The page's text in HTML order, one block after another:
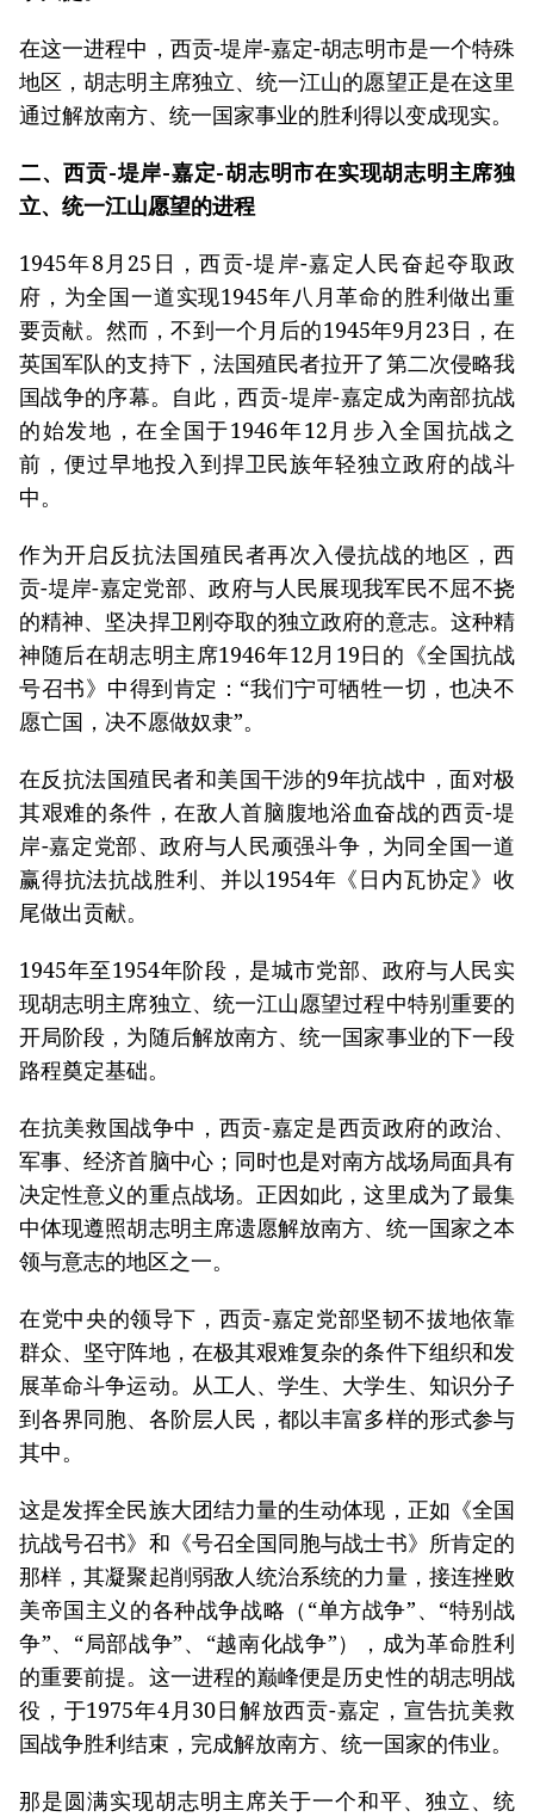
在这一进程中，西贡-堤岸-嘉定-胡志明市是一个特殊
地区，胡志明主席独立、统一江山的愿望正是在这里
通过解放南方、统一国家事业的胜利得以变成现实。
二、西贡-堤岸-嘉定-胡志明市在实现胡志明主席独
立、统一江山愿望的进程
1945年8月25日，西贡-堤岸-嘉定人民奋起夺取政
府，为全国一道实现1945年八月革命的胜利做出重
要贡献。然而，不到一个月后的1945年9月23日，在
英国军队的支持下，法国殖民者拉开了第二次侵略我
国战争的序幕。自此，西贡-堤岸-嘉定成为南部抗战
的始发地，在全国于1946年12月步入全国抗战之
前，便过早地投入到捍卫民族年轻独立政府的战斗
中。
作为开启反抗法国殖民者再次入侵抗战的地区，西
贡-堤岸-嘉定党部、政府与人民展现我军民不屈不挠
的精神、坚决捍卫刚夺取的独立政府的意志。这种精
神随后在胡志明主席1946年12月19日的《全国抗战
号召书》中得到肯定：“我们宁可牺牲一切，也决不
愿亡国，决不愿做奴隶”。
在反抗法国殖民者和美国干涉的9年抗战中，面对极
其艰难的条件，在敌人首脑腹地浴血奋战的西贡-堤
岸-嘉定党部、政府与人民顽强斗争，为同全国一道
赢得抗法抗战胜利、并以1954年《日内瓦协定》收
尾做出贡献。
1945年至1954年阶段，是城市党部、政府与人民实
现胡志明主席独立、统一江山愿望过程中特别重要的
开局阶段，为随后解放南方、统一国家事业的下一段
路程奠定基础。
在抗美救国战争中，西贡-嘉定是西贡政府的政治、
军事、经济首脑中心；同时也是对南方战场局面具有
决定性意义的重点战场。正因如此，这里成为了最集
中体现遵照胡志明主席遗愿解放南方、统一国家之本
领与意志的地区之一。
在党中央的领导下，西贡-嘉定党部坚韧不拔地依靠
群众、坚守阵地，在极其艰难复杂的条件下组织和发
展革命斗争运动。从工人、学生、大学生、知识分子
到各界同胞、各阶层人民，都以丰富多样的形式参与
其中。
这是发挥全民族大团结力量的生动体现，正如《全国
抗战号召书》和《号召全国同胞与战士书》所肯定的
那样，其凝聚起削弱敌人统治系统的力量，接连挫败
美帝国主义的各种战争战略（“单方战争”、“特别战
争”、“局部战争”、“越南化战争”），成为革命胜利
的重要前提。这一进程的巅峰便是历史性的胡志明战
役，于1975年4月30日解放西贡-嘉定，宣告抗美救
国战争胜利结束，完成解放南方、统一国家的伟业。
那是圆满实现胡志明主席关于一个和平、独立、统